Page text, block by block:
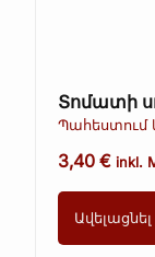
Տոմատի
գ
Պահեստում
3,40€ inkl.